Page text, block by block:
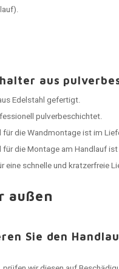
aus
Edelstahl gefertigt.
pulverbeschichtet.
die Wandmontage ist im
die Montage am Handlauf ist
eine schnelle und kratzerfreie
außen
Sie den